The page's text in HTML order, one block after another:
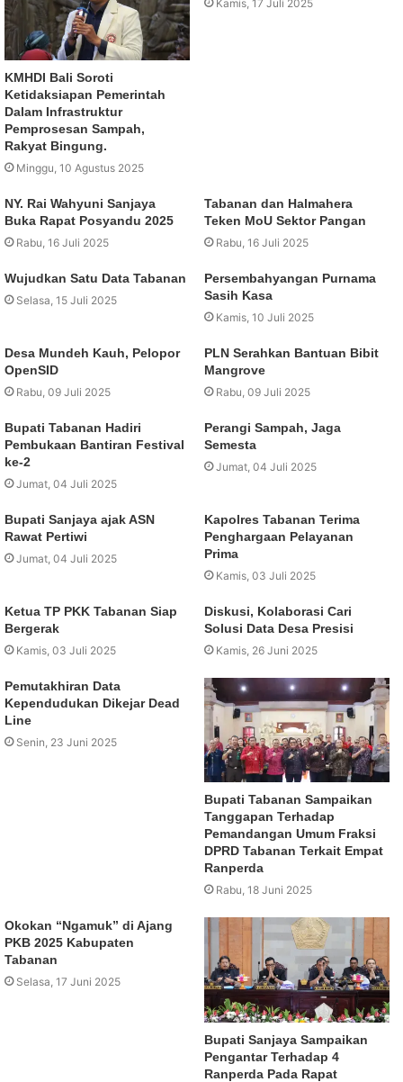
KMHDI Bali Soroti
Ketidaksiapan Pemerintah
Dalam Infrastruktur
Pemprosesan Sampah,
Rakyat Bingung.
Minggu, 10 Agustus 2025
Kamis, 17 Juli 2025
NY. Rai Wahyuni Sanjaya
Buka Rapat Posyandu 2025
Rabu, 16 Juli 2025
Tabanan dan Halmahera
Teken MoU Sektor Pangan
Rabu, 16 Juli 2025
Wujudkan Satu Data Tabanan
Selasa, 15 Juli 2025
Persembahyangan Purnama
Sasih Kasa
Kamis, 10 Juli 2025
Desa Mundeh Kauh, Pelopor
OpenSID
Rabu, 09 Juli 2025
PLN Serahkan Bantuan Bibit
Mangrove
Rabu, 09 Juli 2025
Bupati Tabanan Hadiri
Pembukaan Bantiran Festival
ke-2
Jumat, 04 Juli 2025
Perangi Sampah, Jaga
Semesta
Jumat, 04 Juli 2025
Bupati Sanjaya ajak ASN
Rawat Pertiwi
Jumat, 04 Juli 2025
Kapolres Tabanan Terima
Penghargaan Pelayanan
Prima
Kamis, 03 Juli 2025
Ketua TP PKK Tabanan Siap
Bergerak
Kamis, 03 Juli 2025
Diskusi, Kolaborasi Cari
Solusi Data Desa Presisi
Kamis, 26 Juni 2025
Pemutakhiran Data
Kependudukan Dikejar Dead
Line
Senin, 23 Juni 2025
Bupati Tabanan Sampaikan
Tanggapan Terhadap
Pemandangan Umum Fraksi
DPRD Tabanan Terkait Empat
Ranperda
Rabu, 18 Juni 2025
Okokan “Ngamuk” di Ajang
PKB 2025 Kabupaten
Tabanan
Selasa, 17 Juni 2025
Bupati Sanjaya Sampaikan
Pengantar Terhadap 4
Ranperda Pada Rapat